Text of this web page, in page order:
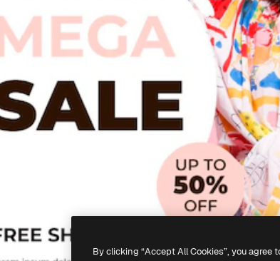
By clicking “Accept All Cookies”, you